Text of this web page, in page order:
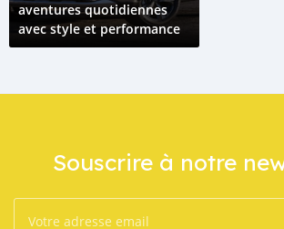
aventures quotidiennes
avec style et performance
Souscrire à notre